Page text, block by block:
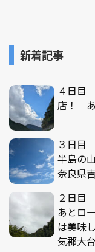
新着記事
４日目
店！ あ
３日目
半島の
奈良県
２日目
あとロ
は美味
気郡大台